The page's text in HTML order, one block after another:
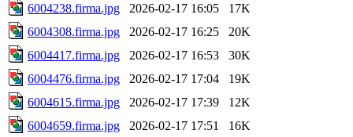
6004238.firma.jpg
2026-02-17 16:05
17K
6004308.firma.jpg
2026-02-17 16:25
20K
6004417.firma.jpg
2026-02-17 16:53
30K
6004476.firma.jpg
2026-02-17 17:04
19K
6004615.firma.jpg
2026-02-17 17:39
12K
6004659.firma.jpg
2026-02-17 17:51
16K